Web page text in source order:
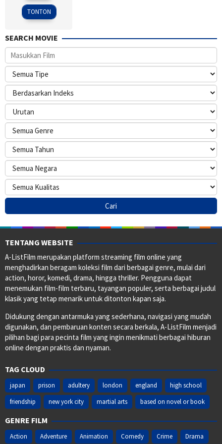
2015
TONTON
SEARCH MOVIE
TENTANG WEBSITE
A-ListFilm merupakan platform streaming film online yang
menghadirkan beragam koleksi film dari berbagai genre, mulai dari
action, horor, komedi, drama, hingga thriller. Pengguna dapat
menemukan film-film terbaru, tayangan populer, serta berbagai judul
klasik yang tetap menarik untuk ditonton kapan saja.
Didukung dengan antarmuka yang sederhana, navigasi yang mudah
digunakan, dan pembaruan konten secara berkala, A-ListFilm menjadi
pilihan bagi para pecinta film yang ingin menikmati berbagai hiburan
online dengan praktis dan nyaman.
TAG CLOUD
japan prison adultery london england
high school
friendship
new york city martial arts based on novel or book
GENRE FILM
Action Adventure Animation Comedy Crime Drama